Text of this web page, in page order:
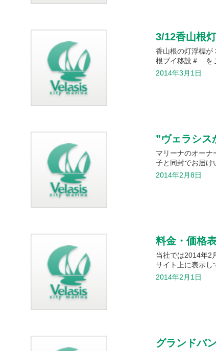
3/12香山根
香山根の灯浮標
根ブイ移設＃ を
2014年3月1日
”ヴェラシス
マリーナのオーナ
子と同封でお届け
2014年2月8日
料金・価格
当社では2014年2
サイト上に表示し
2014年2月1日
グランドバ